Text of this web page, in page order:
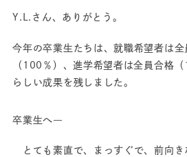
Y.L.さん、ありがとう。
今年の卒業生たちは、就職希望者は
（100％）、進学希望者は全員合格
らしい成果を残しました。
卒業生へ―
とても素直で、まっすぐで、前向き